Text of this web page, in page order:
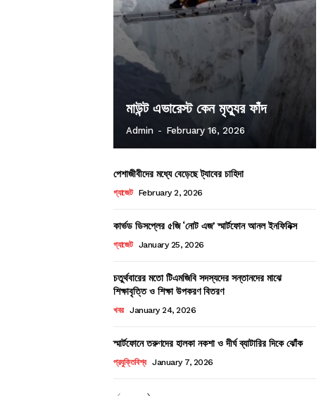
মাউন্ট এভারেস্ট কেন মৃত্যুর ফাঁদ
Admin - February 16, 2026
পেশাজীবীদের মধ্যে বেড়েছে ট্যাবের চাহিদা
গ্যাজেট February 2, 2026
কার্ভড ডিসপ্লের ৫জি ‘নোট এজ’ স্মার্টফোন আনল ইনফিনিক্স
গ্যাজেট January 25, 2026
চতুর্থবারের মতো টিএমজিবি সদস্যদের সন্তানদের মাঝে
শিক্ষাবৃত্তি ও শিক্ষা উপকরণ বিতরণ
খবর January 24, 2026
স্মার্টফোনে তরুণদের হালকা নকশা ও দীর্ঘ ব্যাটারির দিকে ঝোঁক
প্রযুক্তিবিশ্ব January 7, 2026